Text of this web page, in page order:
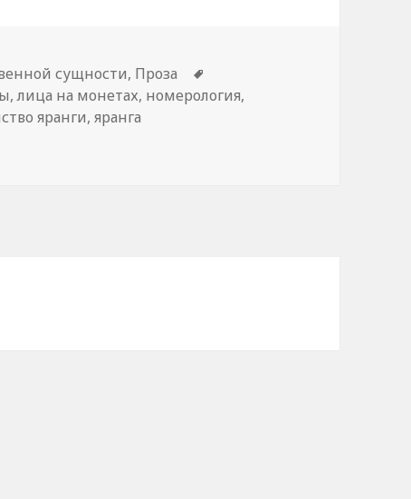
сущности, Проза
,лица на монетах, номерология,
яранги,яранга